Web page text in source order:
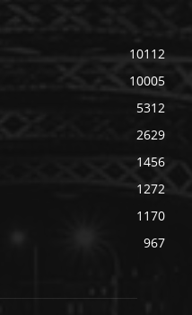
10112
10005
5312
2629
1456
1272
1170
967